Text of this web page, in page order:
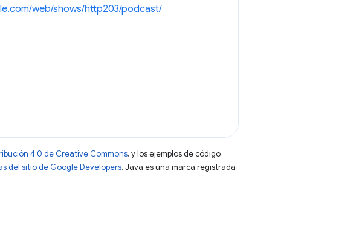
web/shows/http203/podcast/
4.0 de Creative Commons, y los ejemplos de código
del sitio de Google Developers. Java es una marca registrada